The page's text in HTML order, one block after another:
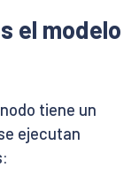
el modelo
tiene un
ejecutan